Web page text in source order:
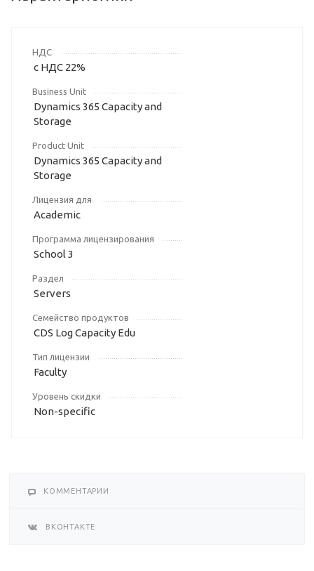
НДС
с НДС 22%
Business Unit
Dynamics 365 Capacity and
Storage
Product Unit
Dynamics 365 Capacity and
Storage
Лицензия для
Academic
Программа лицензирования
School 3
Раздел
Servers
Семейство продуктов
CDS Log Capacity Edu
Тип лицензии
Faculty
Уровень скидки
Non-specific
КОММЕНТАРИИ
ВКОНТАКТЕ